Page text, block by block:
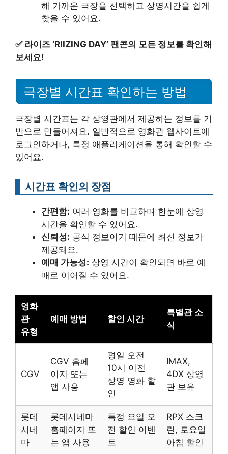
해 가까운 극장을 선택하고 상영시간을 쉽게
찾을 수 있어요.
✅ 라이즈 ‘RIIZING DAY’ 팬콘의 모든 정보를 확인해
보세요!
극장별 시간표 확인하는 방법
극장별 시간표는 각 상영관에서 제공하는 정보를 기
반으로 만들어져요. 일반적으로 영화관 웹사이트에
로그인하거나, 특정 애플리케이션을 통해 확인할 수
있어요.
시간표 확인의 장점
간편함: 여러 영화를 비교하며 한눈에 상영
시간을 확인할 수 있어요.
신뢰성: 공식 정보이기 때문에 최신 정보가
제공돼요.
예매 가능성: 상영 시간이 확인되면 바로 예
매로 이어질 수 있어요.
영화
관
유형
예매 방법 할인 시간
특별관 소
식
CGV
CGV 홈페
이지 또는
앱 사용
평일 오전
10시 이전
상영 영화 할
인
IMAX,
4DX 상영
관 보유
롯데
시네
마
롯데시네마
홈페이지 또
는 앱 사용
특정 요일 오
전 할인 이벤
트
RPX 스크
린, 토요일
아침 할인